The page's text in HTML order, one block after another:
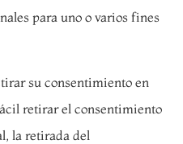
para uno o varios fines
su consentimiento en
retirar el consentimiento
la retirada del